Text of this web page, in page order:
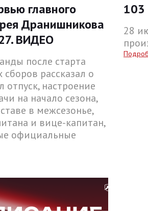
главного
Дранишникова
ВИДЕО
после старта
рассказал о
отпуск, настроение
на начало сезона,
в межсезонье,
и вице-капитан,
официальные
103
28